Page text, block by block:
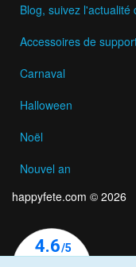
Blog, suivez l'actualité
Accessoires de
Carnaval
Halloween
Noël
Nouvel an
happyfete.com © 2026